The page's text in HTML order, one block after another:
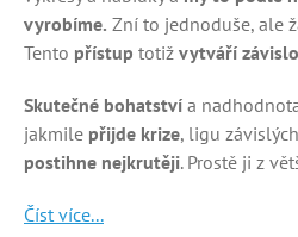
vyrobíme. Zní to jednoduše, ale
Tento přístup totiž vytváří
Skutečné bohatství a
jakmile přijde krize, ligu
postihne nejkrutěji. Prostě ji z
Číst více...